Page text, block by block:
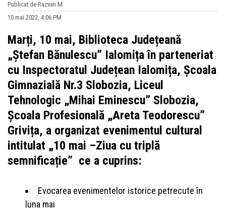
Publicat de Razvan M.
10 mai 2022, 4:06 PM
Marți, 10 mai, Biblioteca Județeană
„Ștefan Bănulescu” Ialomița în parteneriat
cu Inspectoratul Județean Ialomița, Școala
Gimnazială Nr.3 Slobozia, Liceul
Tehnologic „Mihai Eminescu” Slobozia,
Școala Profesională „Areta Teodorescu”
Grivița, a organizat evenimentul cultural
intitulat „10 mai –Ziua cu triplă
semnificație” ce a cuprins:
Evocarea evenimentelor istorice petrecute în
luna mai